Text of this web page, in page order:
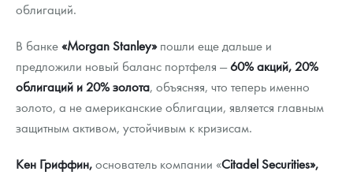
облигаций.
В банке«Morgan Stanley»пошли еще дальше и
предложили новый баланс портфеля —60% акций, 20%
облигаций и 20% золота, объясняя, что теперь именно
золото, а не американские облигации, является главным
защитным активом, устойчивым к кризисам.
Кен Гриффин,основатель компании «Citadel Securities»,